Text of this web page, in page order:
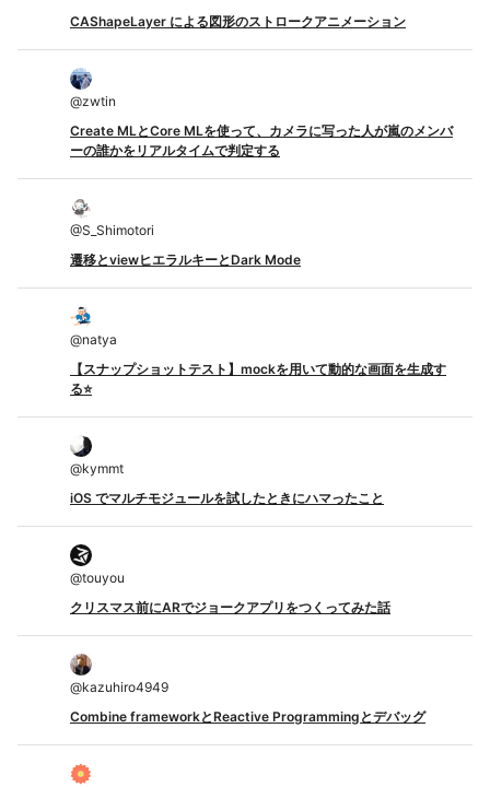
CAShapeLayer による図形のストロークアニメーション
@zwtin
Create MLとCore MLを使って、カメラに写った人が嵐のメンバ
ーの誰かをリアルタイムで判定する
@S_Shimotori
遷移とviewヒエラルキーとDark Mode
@natya
【スナップショットテスト】mockを用いて動的な画面を生成す
る⭐️
@kymmt
iOS でマルチモジュールを試したときにハマったこと
@touyou
クリスマス前にARでジョークアプリをつくってみた話
@kazuhiro4949
Combine frameworkとReactive Programmingとデバッグ